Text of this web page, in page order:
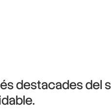
destacades del